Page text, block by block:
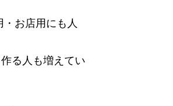
お店用にも人
る人も増えてい